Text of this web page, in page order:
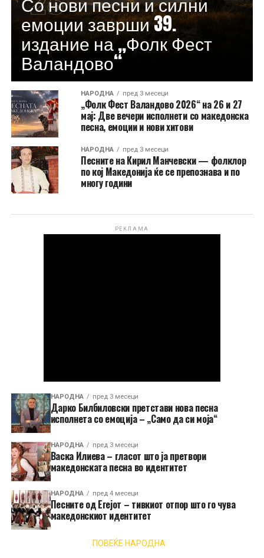
емоции заврши 39.
издание на „Фолк Фест
Валандово“
НАРОДНА пред 3 месеци
„Фолк Фест Валандово 2026“ на 26 и 27
мај: Две вечери исполнети со македонска
песна, емоции и нови хитови
НАРОДНА пред 3 месеци
Песните на Кирил Манчевски — фолклор
по кој Македонија ќе се препознава и по
многу години
РЕКЛАМА
НАРОДНА пред 3 месеци
Дарко Билбиловски претстави нова песна
исполнета со емоција – „Само да си моја“
НАРОДНА пред 3 месеци
Васка Илиева – гласот што ја претвори
македонската песна во идентитет
НАРОДНА пред 4 месеци
Песните од Егејот – тивкиот отпор што го чува
македонскиот идентитет
ПОВЕЌЕ НАРОДНА